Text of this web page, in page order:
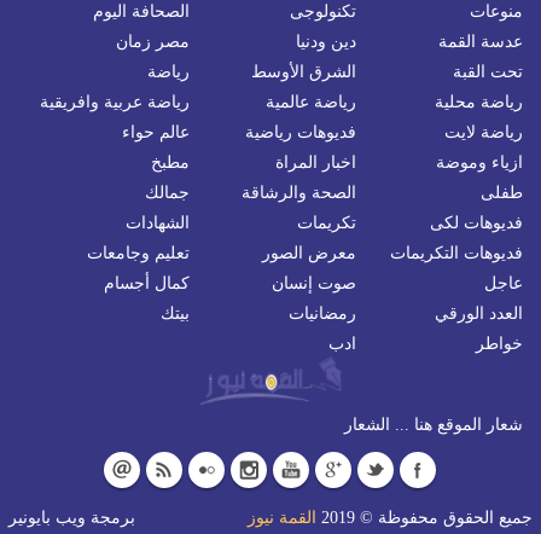
منوعات
تكنولوجى
الصحافة اليوم
عدسة القمة
دين ودنيا
مصر زمان
تحت القبة
الشرق الأوسط
رياضة
رياضة محلية
رياضة عالمية
رياضة عربية وافريقية
رياضة لايت
فديوهات رياضية
عالم حواء
ازياء وموضة
اخبار المراة
مطبخ
طفلى
الصحة والرشاقة
جمالك
فديوهات لكى
تكريمات
الشهادات
فديوهات التكريمات
معرض الصور
تعليم وجامعات
عاجل
صوت إنسان
كمال أجسام
العدد الورقي
رمضانيات
بيتك
خواطر
ادب
شعار الموقع هنا ... الشعار
جميع الحقوق محفوظة © 2019 القمة نيوز برمجة ويب بايونير